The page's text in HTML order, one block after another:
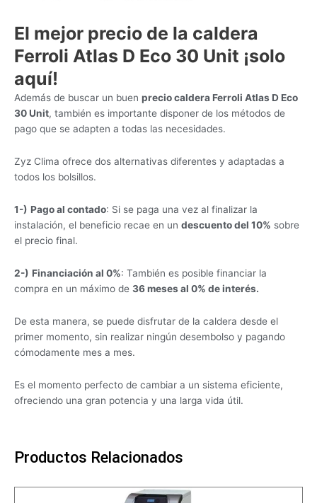
El mejor precio de la caldera
Ferroli Atlas D Eco 30 Unit ¡solo
aquí!
Además de buscar un buen precio caldera Ferroli Atlas D Eco
30 Unit, también es importante disponer de los métodos de
pago que se adapten a todas las necesidades.
Zyz Clima ofrece dos alternativas diferentes y adaptadas a
todos los bolsillos.
1-) Pago al contado: Si se paga una vez al finalizar la
instalación, el beneficio recae en un descuento del 10% sobre
el precio final.
2-) Financiación al 0%: También es posible financiar la
compra en un máximo de 36 meses al 0% de interés.
De esta manera, se puede disfrutar de la caldera desde el
primer momento, sin realizar ningún desembolso y pagando
cómodamente mes a mes.
Es el momento perfecto de cambiar a un sistema eficiente,
ofreciendo una gran potencia y una larga vida útil.
Productos Relacionados